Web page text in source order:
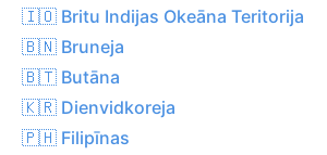
🇮🇴 Britu Indijas Okeāna Teritorija
🇧🇳 Bruneja
🇧🇹 Butāna
🇰🇷 Dienvidkoreja
🇵🇭 Filipīnas